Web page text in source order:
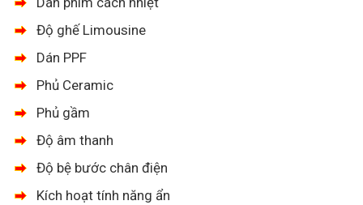
Độ ghế Limousine
Dán PPF
Phủ Ceramic
Phủ gầm
Độ âm thanh
Độ bệ bước chân điện
Kích hoạt tính năng ẩn